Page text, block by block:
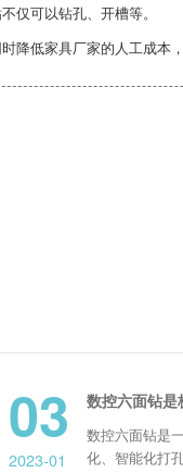
仅可以钻孔、开槽等。
降低家具厂家的人工成本
数控六面钻是板式家具生产厂家比较实用的设备之一
面钻是一种用于木工行业的自
能化打孔设备，是板式家具生